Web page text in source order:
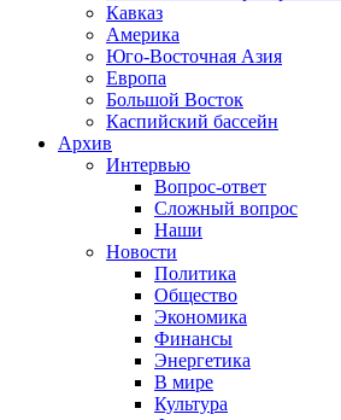
Кавказ
Америка
Юго-Восточная Азия
Европа
Большой Восток
Каспийский бассейн
Архив
Интервью
Вопрос-ответ
Сложный вопрос
Наши
Новости
Политика
Общество
Экономика
Финансы
Энергетика
В мире
Культура